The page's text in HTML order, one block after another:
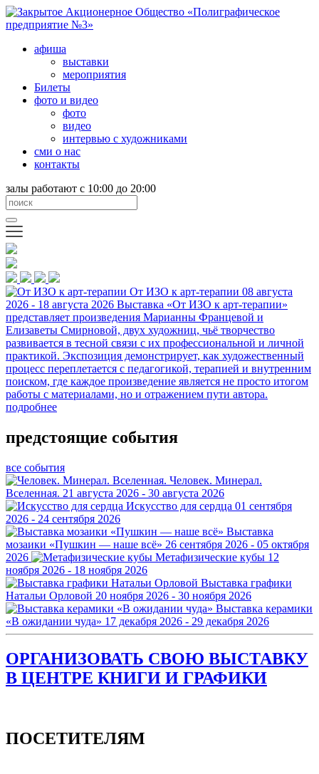
афиша
выставки
мероприятия
Билеты
фото и видео
фото
видео
интервью с художниками
сми о нас
контакты
залы работают с 10:00 до 20:00
От ИЗО к арт-терапии 08 августа
2026 - 18 августа 2026 Выставка «От ИЗО к арт-терапии»
представляет произведения Марианны Францевой и
Елизаветы Смирновой, двух художниц, чьё творчество
развивается в тесной связи с их профессиональной и личной
практикой. Экспозиция демонстрирует, как художественный
процесс переплетается с педагогикой, терапией и внутренним
поиском, где каждое произведение является не просто итогом
работы с материалами, но и отражением пути автора.
подробнее
предстоящие события
все события
Человек. Минерал.
Вселенная. 21 августа 2026 - 30 августа 2026
Искусство для сердца 01 сентября
2026 - 24 сентября 2026
Выставка
мозаики «Пушкин — наше всё» 26 сентября 2026 - 05 октября
2026
Метафизические кубы 12
ноября 2026 - 18 ноября 2026
Выставка графики
Натальи Орловой 20 ноября 2026 - 30 ноября 2026
Выставка керамики
«В ожидании чуда» 17 декабря 2026 - 29 декабря 2026
ОРГАНИЗОВАТЬ СВОЮ ВЫСТАВКУ
В ЦЕНТРЕ КНИГИ И ГРАФИКИ
ПОСЕТИТЕЛЯМ